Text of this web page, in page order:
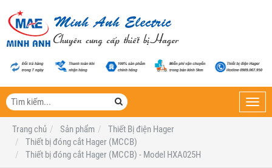
Trang chủ
Sản phẩm
Thiết Bị điện Hager
Thiết bị đóng cắt Hager (MCCB)
Thiết bị đóng cắt Hager (MCCB) - Model HXA025H